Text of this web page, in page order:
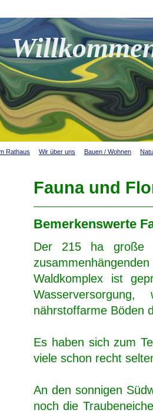
Rathaus Wir über uns Bauen / Wohnen
Fauna und
Bemerkenswerte
Der 215 ha große
Waldkomplex ist
nährstoffarme Böden
Es haben sich zum
viele schon recht
An den sonnigen
noch die